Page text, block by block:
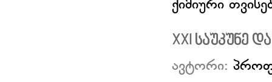
ქიმიური
XXI საუკუნე
ავტორი: